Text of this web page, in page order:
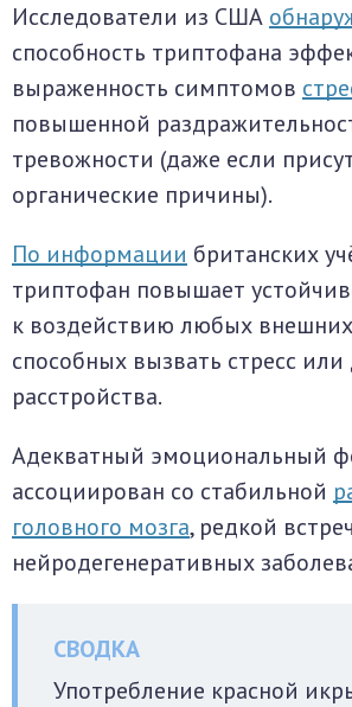
Исследователи из США
способность триптофана
выраженность симптомов
повышенной
тревожности (даже если
органические причины).
По информации британских
триптофан повышает
к воздействию любых
способных вызвать стресс
расстройства.
Адекватный эмоциональный
ассоциирован со стабильной
головного мозга, редкой
нейродегенеративных
Употребление красной